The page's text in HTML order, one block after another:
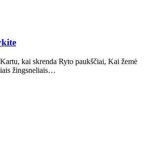
kai skrenda Ryto paukščiai, Kai žemė
žingsneliais…